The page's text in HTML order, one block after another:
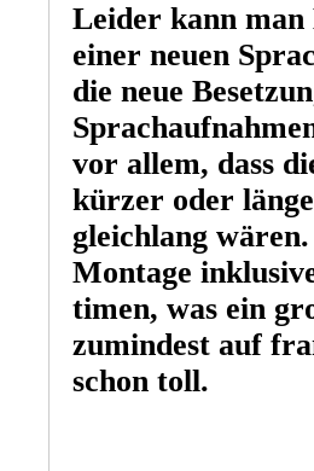
Leider kann
einer neuen
die neue
vor allem, dass
kürzer oder
gleichlang
Montage
timen, was ein
zumindest auf
schon toll.